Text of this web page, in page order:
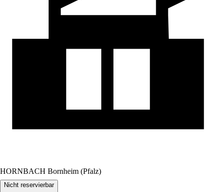
HORNBACH Bornheim (Pfalz)
Nicht reservierbar